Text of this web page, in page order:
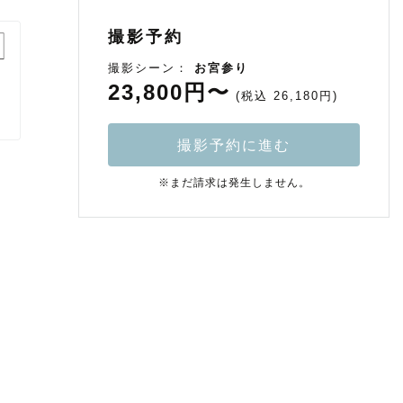
撮影予約
撮影シーン： お宮参り
23,800円〜 (税込 26,180円)
撮影予約に進む
※まだ請求は発生しません。